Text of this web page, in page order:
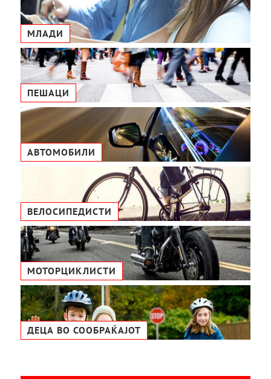
МЛАДИ
ПЕШАЦИ
АВТОМОБИЛИ
ВЕЛОСИПЕДИСТИ
МОТОРЦИКЛИСТИ
ДЕЦА ВО СООБРАЌАЈОТ